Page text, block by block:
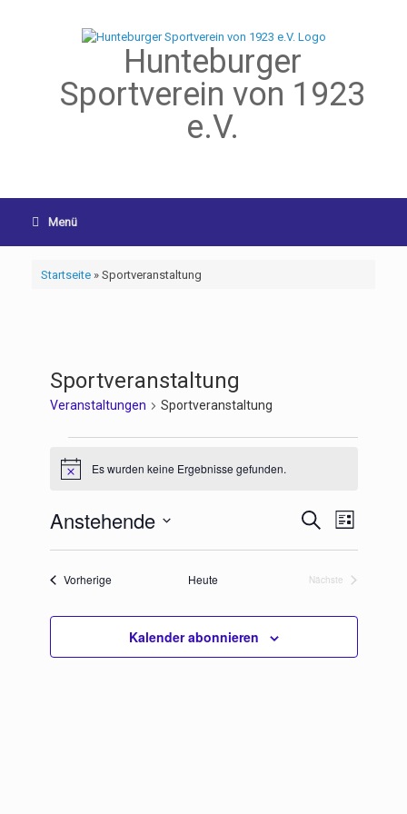
Hunteburger
Sportverein von 1923
e.V.
Menü
Startseite» Sportveranstaltung
Sportveranstaltung
Veranstaltungen Sportveranstaltung
HinweisEs wurden keine Ergebnisse gefunden.
Veranstaltungen
Suche
und
Navigation
Suche
Ansichten-
Navigation
Liste
Anstehende
VorherigeVeranstaltungenHeute
Nächste
Kalender abonnieren